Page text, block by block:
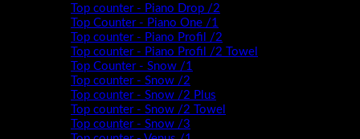
Top counter - Piano Drop /2
Top Counter - Piano One /1
Top counter - Piano Profil /2
Top counter - Piano Profil /2 Towel
Top Counter - Snow /1
Top counter - Snow /2
Top counter - Snow /2 Plus
Top counter - Snow /2 Towel
Top counter - Snow /3